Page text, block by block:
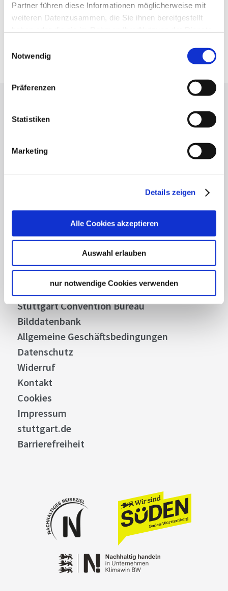
Partner führen diese Informationen möglicherweise mit
weiteren Datenzusammen, die Sie ihnen bereitgestellt
Impressum
Notwendig
Präferenzen
Statistiken
Marketing
Details zeigen
Alle Cookies akzeptieren
Auswahl erlauben
nur notwendige Cookies verwenden
Mit unserem Newsletter bleiben Sie zu Events,
Stuttgart und Region immer up-to-date.
Über uns
Stellenangebote
Presse
Business
Stuttgart Convention Bureau
Bilddatenbank
Allgemeine Geschäftsbedingungen
Datenschutz
Widerruf
Kontakt
Cookies
Impressum
stuttgart.de
Barrierefreiheit